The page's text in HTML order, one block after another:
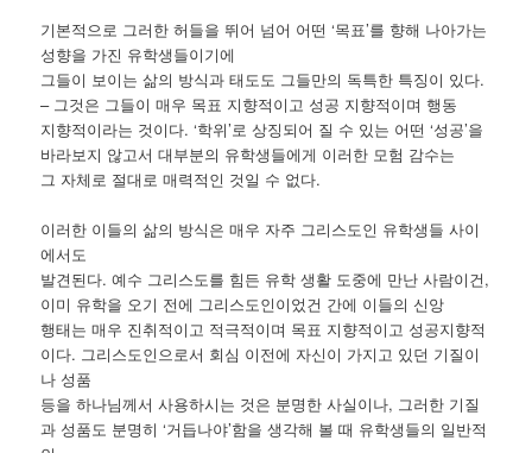
기본적으로 그러한 허들을 뛰어 넘어 어떤 ‘목표’를 향해 나아가는
성향을 가진 유학생들이기에
그들이 보이는 삶의 방식과 태도도 그들만의 독특한 특징이 있다.
– 그것은 그들이 매우 목표 지향적이고 성공 지향적이며 행동
지향적이라는 것이다. ‘학위’로 상징되어 질 수 있는 어떤 ‘성공’을
바라보지 않고서 대부분의 유학생들에게 이러한 모험 감수는
그 자체로 절대로 매력적인 것일 수 없다.
이러한 이들의 삶의 방식은 매우 자주 그리스도인 유학생들 사이
에서도
발견된다. 예수 그리스도를 힘든 유학 생활 도중에 만난 사람이건,
이미 유학을 오기 전에 그리스도인이었건 간에 이들의 신앙
행태는 매우 진취적이고 적극적이며 목표 지향적이고 성공지향적
이다. 그리스도인으로서 회심 이전에 자신이 가지고 있던 기질이
나 성품
등을 하나님께서 사용하시는 것은 분명한 사실이나, 그러한 기질
과 성품도 분명히 ‘거듭나야’함을 생각해 볼 때 유학생들의 일반적